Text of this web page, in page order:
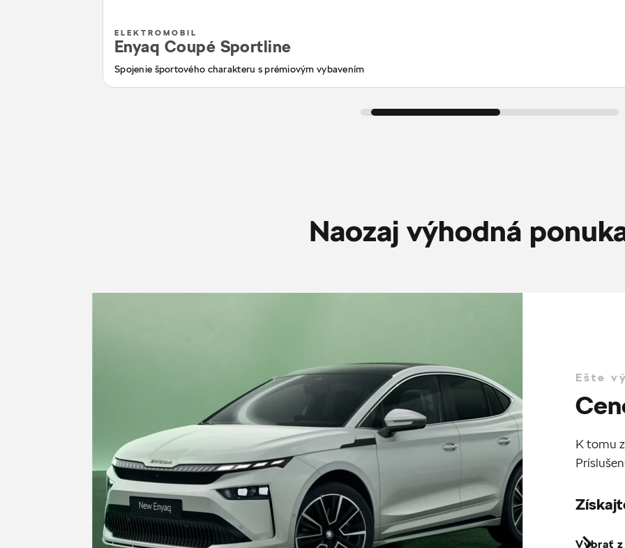
ELEKTROMOBIL
Enyaq Coupé Sportline
Spojenie športového charakteru s prémiovým vybavením
Naozaj výhodná
Ešte
K tomu
Vybrať